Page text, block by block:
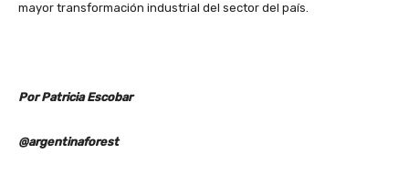
mayor transformación industrial del sector del país.
Por Patricia Escobar
@argentinaforest